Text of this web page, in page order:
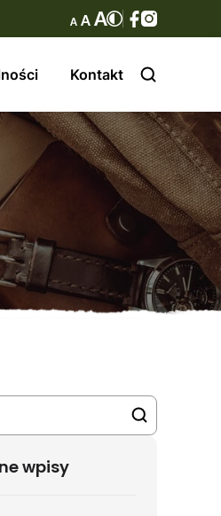
Kontakt
wpisy